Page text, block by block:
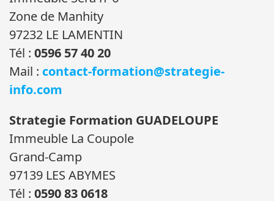
Zone de Manhity
97232 LE LAMENTIN
Tél : 0596 57 40 20
Mail : contact-formation@strategie-
info.com
Strategie Formation GUADELOUPE
Immeuble La Coupole
Grand-Camp
97139 LES ABYMES
Tél : 0590 83 0618